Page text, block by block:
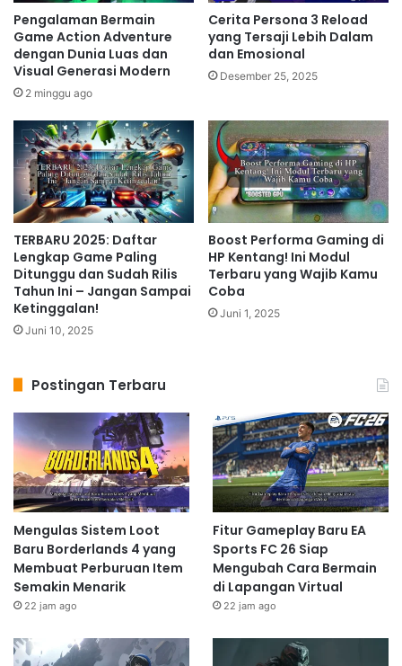
Pedang
Salah satu faktor kunci kesuksesan Samurai Shodown
adalah gameplay-nya yang unik dan menantang.
pada kombo cepat dan serangan bertubi-tubi, Samurai
Shodown menekankan pada strategi, timing, dan
pengelolaan stamina. Setiap karakter memiliki gaya
bertarung yang berbeda, dan pemilihan karakter yang
tepat sangat penting untuk meraih kemenangan.
Sistem "Rage Gauge" memberikan kesempatan bagi
pemain untuk melancarkan serangan kuat yang
berisiko tinggi, namun berpotensi memberikan damage
besar. Pemahaman yang mendalam tentang
untuk menguasai Samurai Shodown. Game ini juga
terkenal dengan senjata-senjata unik yang digunakan
oleh setiap karakter, mulai dari katana, naginata,
sampai bahkan senjata rahasia yang mematikan.
Keunikan setiap senjata dan karakter inilah yang
membuat Samurai Shodown menjadi begitu kaya dan
menarik untuk dimainkan. Kemampuan untuk
menguasai senjata dan gaya bertarung karakter
merupakan kunci sukses dalam dunia duel berdarah di
Samurai Shodown.
Related Articles
Pengalaman Bermain
Game Action Adventure
dengan Dunia Luas dan
Visual Generasi Modern
2 minggu ago
Cerita Persona 3 Reload
yang Tersaji Lebih Dalam
dan Emosional
Desember 25, 2025
TERBARU 2025: Daftar
Lengkap Game Paling
Ditunggu dan Sudah Rilis
Tahun Ini – Jangan Sampai
Ketinggalan!
Juni 10, 2025
Boost Performa Gaming di
HP Kentang! Ini Modul
Terbaru yang Wajib Kamu
Coba
Juni 1, 2025
Postingan Terbaru
Mengulas Sistem Loot
Baru Borderlands 4 yang
Membuat Perburuan Item
Semakin Menarik
22 jam ago
Fitur Gameplay Baru EA
Sports FC 26 Siap
Mengubah Cara Bermain
di Lapangan Virtual
22 jam ago